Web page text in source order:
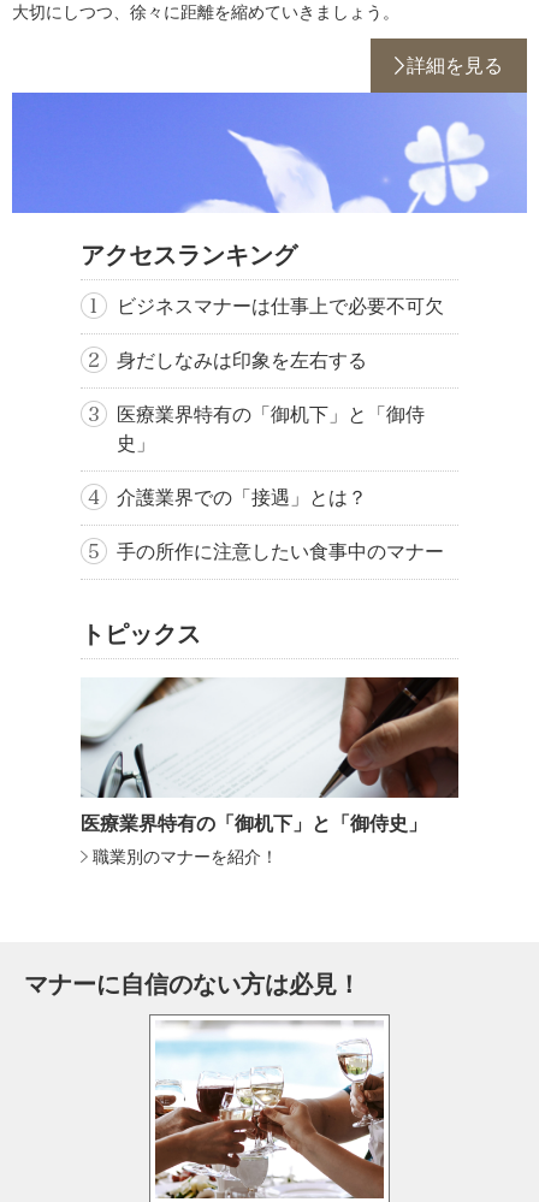
大切にしつつ、徐々に距離を縮めていきましょう。
詳細を見る
アクセスランキング
ビジネスマナーは仕事上で必要不可欠
身だしなみは印象を左右する
医療業界特有の「御机下」と「御侍
史」
介護業界での「接遇」とは？
手の所作に注意したい食事中のマナー
トピックス
医療業界特有の「御机下」と「御侍史」
職業別のマナーを紹介！
マナーに自信のない方は必見！